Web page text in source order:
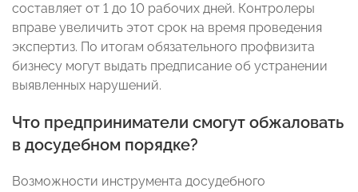
составляет от 1 до 10 рабочих дней. Контролеры
вправе увеличить этот срок на время проведения
экспертиз. По итогам обязательного профвизита
бизнесу могут выдать предписание об устранении
выявленных нарушений.
Что предприниматели смогут обжаловать
в досудебном порядке?
Возможности инструмента досудебного